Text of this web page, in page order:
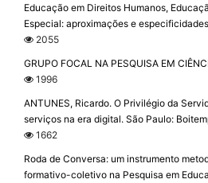
Educação em Direitos Humanos,
Especial: aproximações e especificidades
2055
GRUPO FOCAL NA PESQUISA EM
1996
ANTUNES, Ricardo. O Privilégio da
serviços na era digital. São Paulo:
1662
Roda de Conversa: um instrumento
formativo-coletivo na Pesquisa em